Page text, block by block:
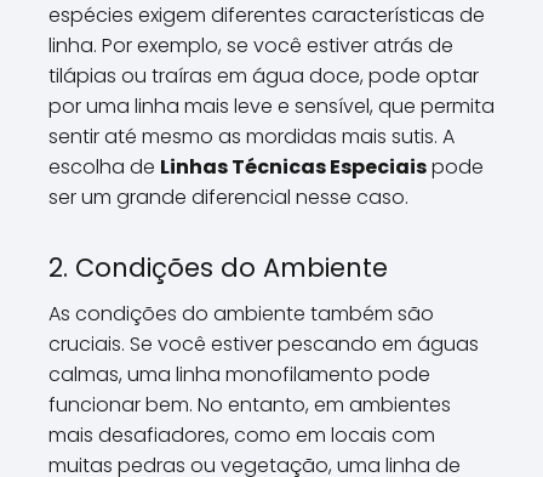
espécies exigem diferentes características de
linha. Por exemplo, se você estiver atrás de
tilápias ou traíras em água doce, pode optar
por uma linha mais leve e sensível, que permita
sentir até mesmo as mordidas mais sutis. A
escolha de Linhas Técnicas Especiaispode
ser um grande diferencial nesse caso.
2. Condições do Ambiente
As condições do ambiente também são
cruciais. Se você estiver pescando em águas
calmas, uma linha monofilamento pode
funcionar bem. No entanto, em ambientes
mais desafiadores, como em locais com
muitas pedras ou vegetação, uma linha de